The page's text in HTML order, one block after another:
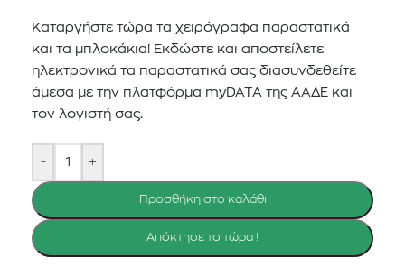
Καταργήστε τώρα τα χειρόγραφα παραστατικά
και τα μπλοκάκια! Εκδώστε και αποστείλετε
ηλεκτρονικά τα παραστατικά σας διασυνδεθείτε
άμεσα με την πλατφόρμα myDATA της ΑΑΔΕ και
τον λογιστή σας.
- +
Προσθήκη στο καλάθι
Απόκτησε το τώρα !